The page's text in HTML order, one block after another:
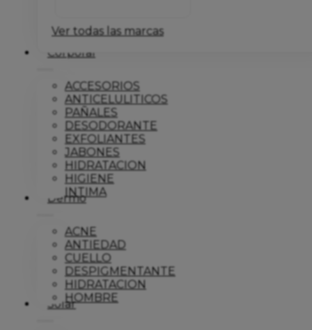
Ver todas las marcas
Corporal
ACCESORIOS
ANTICELULITICOS
PAÑALES
DESODORANTE
EXFOLIANTES
JABONES
HIDRATACION
HIGIENE
INTIMA
Dermo
ACNE
ANTIEDAD
CUELLO
DESPIGMENTANTE
HIDRATACION
HOMBRE
Solar